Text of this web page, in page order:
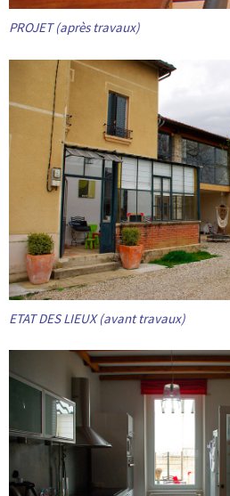
PROJET (après travaux)
ETAT DES LIEUX (avant travaux)